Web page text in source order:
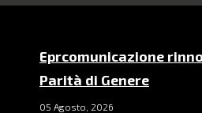
Eprcomunicazione
Parità di Genere
05 Agosto, 2026